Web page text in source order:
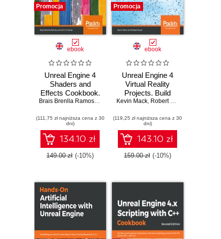
Promocja
ebook
Unreal Engine 4
Shaders and
Effects Cookbook.
Over 70 recipes for
processing effects
and advanced
shading techniques
Brais Brenlla Ramos
,John P. Doran
(111,75 zł najniższa cena z 30
dni)
134.10 zł
149.00 zł (-10%)
Promocja
ebook
Unreal Engine 4
Virtual Reality
Projects. Build
immersive, real-
applications using
UE4, C++, and
Unreal Blueprints
Kevin Mack, Robert Ruud
(119,25 zł najniższa cena z 30
dni)
143.10 zł
159.00 zł (-10%)